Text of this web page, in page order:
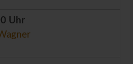
Uhr